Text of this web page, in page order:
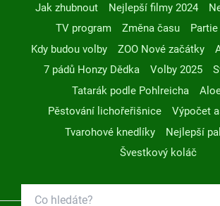
Jak zhubnout Nejlepší filmy 2024
TV program
Změna času Partie
Kdy budou volby
ZOO Nové začátky
7 pádů Honzy Dědka
Volby 2025
Tatarák podle Pohlreicha
Pěstování lichořeřišnice
Výpočet
Tvarohové knedlíky
Nejlepší
Švestkový koláč